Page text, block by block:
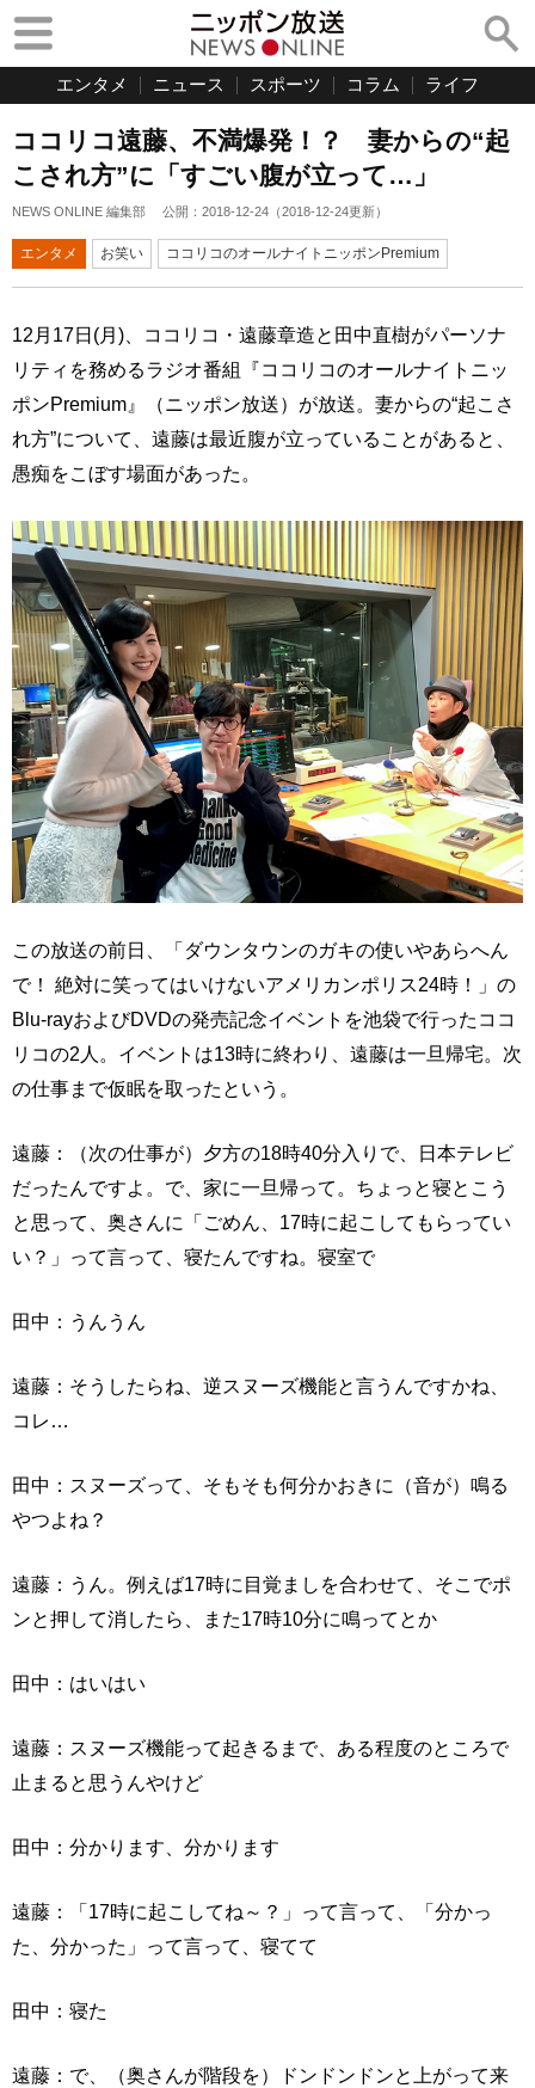
エンタメ ニュース スポーツ コラム ライフ
ココリコ遠藤、不満爆発！？ 妻からの“起
こされ方”に「すごい腹が立って…」
NEWS ONLINE 編集部 公開： 2018-12-24 （2018-12-24更新）
エンタメ お笑い ココリコのオールナイトニッポンPremium
12月17日(月)、ココリコ・遠藤章造と田中直樹がパーソナ
リティを務めるラジオ番組『ココリコのオールナイトニッ
ポンPremium』（ニッポン放送）が放送。妻からの“起こさ
れ方”について、遠藤は最近腹が立っていることがあると、
愚痴をこぼす場面があった。
この放送の前日、「ダウンタウンのガキの使いやあらへん
で！ 絶対に笑ってはいけないアメリカンポリス24時！」の
Blu-rayおよびDVDの発売記念イベントを池袋で行ったココ
リコの2人。イベントは13時に終わり、遠藤は一旦帰宅。次
の仕事まで仮眠を取ったという。
遠藤：（次の仕事が）夕方の18時40分入りで、日本テレビ
だったんですよ。で、家に一旦帰って。ちょっと寝とこう
と思って、奥さんに「ごめん、17時に起こしてもらってい
い？」って言って、寝たんですね。寝室で
田中：うんうん
遠藤：そうしたらね、逆スヌーズ機能と言うんですかね、
コレ…
田中：スヌーズって、そもそも何分かおきに（音が）鳴る
やつよね？
遠藤：うん。例えば17時に目覚ましを合わせて、そこでポ
ンと押して消したら、また17時10分に鳴ってとか
田中：はいはい
遠藤：スヌーズ機能って起きるまで、ある程度のところで
止まると思うんやけど
田中：分かります、分かります
遠藤：「17時に起こしてね～？」って言って、「分かっ
た、分かった」って言って、寝てて
田中：寝た
遠藤：で、（奥さんが階段を）ドンドンドンと上がって来